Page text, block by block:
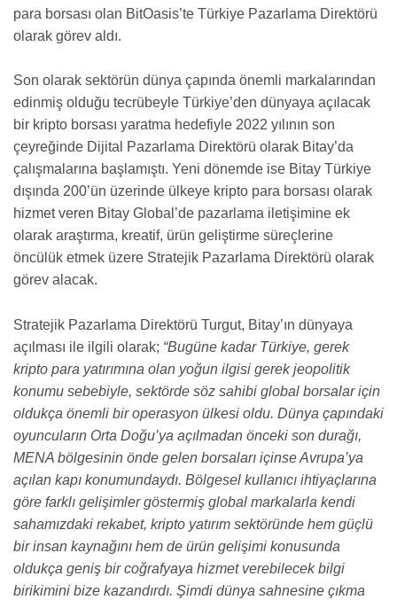
para borsası olan BitOasis’te Türkiye Pazarlama Direktörü
olarak görev aldı.
Son olarak sektörün dünya çapında önemli markalarından
edinmiş olduğu tecrübeyle Türkiye’den dünyaya açılacak
bir kripto borsası yaratma hedefiyle 2022 yılının son
çeyreğinde Dijital Pazarlama Direktörü olarak Bitay’da
çalışmalarına başlamıştı. Yeni dönemde ise Bitay Türkiye
dışında 200’ün üzerinde ülkeye kripto para borsası olarak
hizmet veren Bitay Global’de pazarlama iletişimine ek
olarak araştırma, kreatif, ürün geliştirme süreçlerine
öncülük etmek üzere Stratejik Pazarlama Direktörü olarak
görev alacak.
Stratejik Pazarlama Direktörü Turgut, Bitay’ın dünyaya
açılması ile ilgili olarak; “Bugüne kadar Türkiye, gerek
kripto para yatırımına olan yoğun ilgisi gerek jeopolitik
konumu sebebiyle, sektörde söz sahibi global borsalar için
oldukça önemli bir operasyon ülkesi oldu. Dünya çapındaki
oyuncuların Orta Doğu’ya açılmadan önceki son durağı,
MENA bölgesinin önde gelen borsaları içinse Avrupa’ya
açılan kapı konumundaydı. Bölgesel kullanıcı ihtiyaçlarına
göre farklı gelişimler göstermiş global markalarla kendi
sahamızdaki rekabet, kripto yatırım sektöründe hem güçlü
bir insan kaynağını hem de ürün gelişimi konusunda
oldukça geniş bir coğrafyaya hizmet verebilecek bilgi
birikimini bize kazandırdı. Şimdi dünya sahnesine çıkma